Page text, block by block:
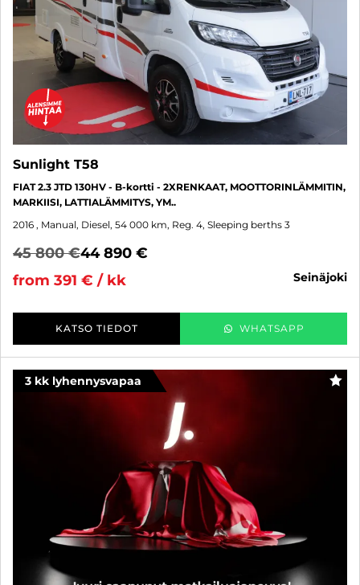
Sunlight T58
FIAT 2.3 JTD 130HV - B-kortti - 2XRENKAAT, MOOTTORINLÄMMITIN,
MARKIISI, LATTIALÄMMITYS, YM..
2016 , Manual, Diesel, 54 000 km, Reg. 4, Sleeping berths 3
45 800 €44 890 €
from 391 € / kk
seinäjoki
KATSO TIEDOT WHATSAPP
3 kk lyhennysvapaa